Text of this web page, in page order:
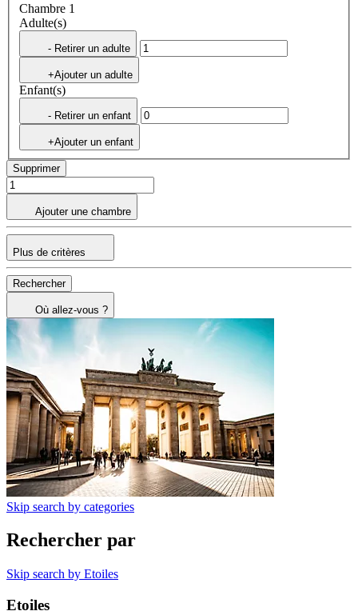
Chambre 1
Adulte(s)
- Retirer un adulte
+Ajouter un adulte
Enfant(s)
- Retirer un enfant
+Ajouter un enfant
Supprimer
Ajouter une chambre
Plus de critères
Rechercher
Où allez-vous ?
Skip search by categories
Rechercher par
Skip search by Etoiles
Etoiles